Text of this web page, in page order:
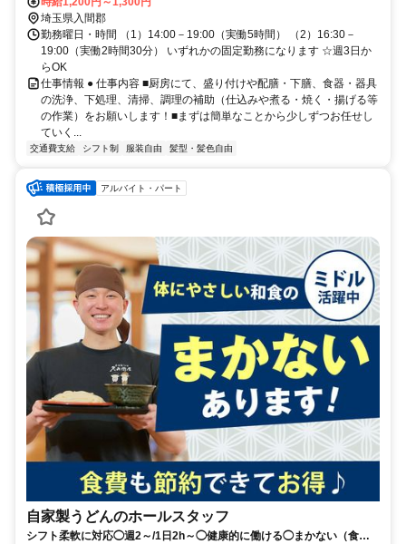
埼玉県入間郡
勤務曜日・時間 （1）14:00－19:00（実働5時間） （2）16:30－
19:00（実働2時間30分） いずれかの固定勤務になります ☆週3日か
らOK
仕事情報 ● 仕事内容 ■厨房にて、盛り付けや配膳・下膳、食器・器具
の洗浄、下処理、清掃、調理の補助（仕込みや煮る・焼く・揚げる等
の作業）をお願いします！■まずは簡単なことから少しずつお任せし
ていく...
交通費支給 シフト制 服装自由 髪型・髪色自由
アルバイト・パート
自家製うどんのホールスタッフ
シフト柔軟に対応◯週2～/1日2h～◯健康的に働ける◯まかない（食事